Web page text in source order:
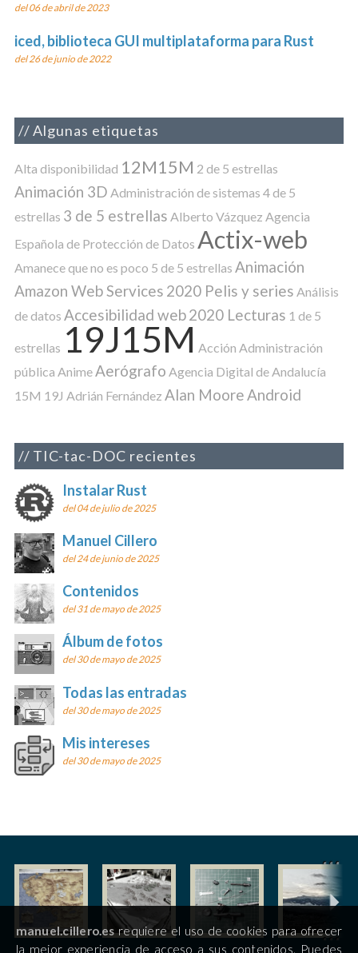
del 06 de abril de 2023
iced, biblioteca GUI multiplataforma para Rust
del 26 de junio de 2022
Algunas etiquetas
Alta disponibilidad 12M15M 2 de 5 estrellas
Animación 3D Administración de sistemas 4 de 5
estrellas 3 de 5 estrellas Alberto Vázquez Agencia
Española de Protección de Datos Actix-web
Amanece que no es poco 5 de 5 estrellas Animación
Amazon Web Services 2020 Pelis y series Análisis
de datos Accesibilidad web2020 Lecturas 1 de 5
estrellas 19J15M Acción Administración
pública AnimeAerógrafo Agencia Digital de Andalucía
15M 19J Adrián Fernández Alan MooreAndroid
TIC-tac-DOC recientes
Instalar Rust
del 04 de julio de 2025
Manuel Cillero
del 24 de junio de 2025
Contenidos
del 31 de mayo de 2025
Álbum de fotos
del 30 de mayo de 2025
Todas las entradas
del 30 de mayo de 2025
Mis intereses
del 30 de mayo de 2025
manuel.cillero.esrequiere el uso de cookies para ofrecer
la mejor experiencia de acceso a sus contenidos. Puedes